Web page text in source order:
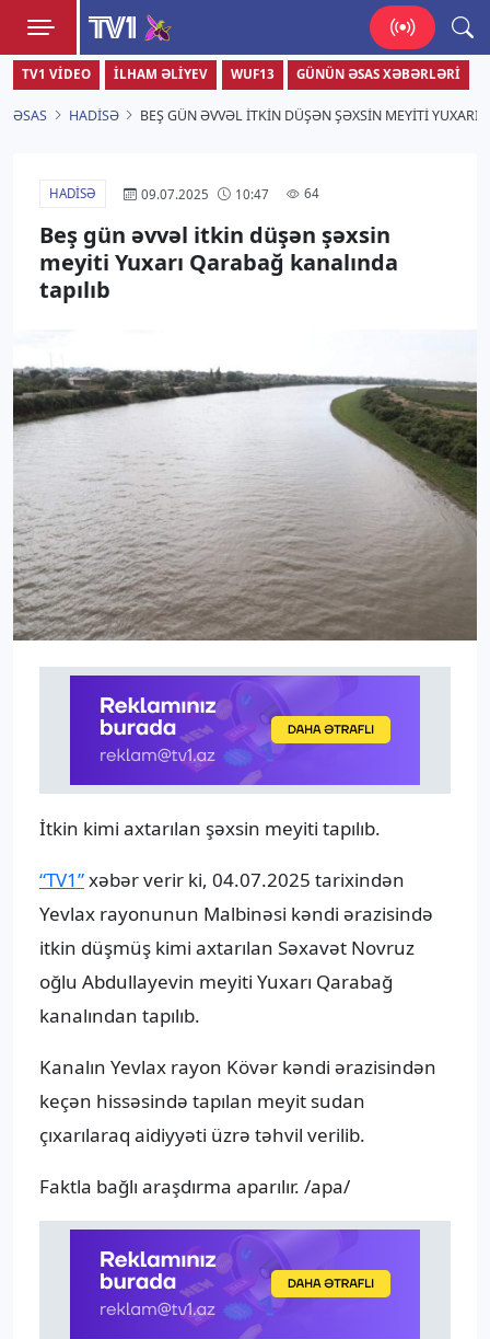
TV1
Zamanı bizimlə yaşa!
TV1 VIDEO İLHAM ƏLIYEV WUF13 GÜNÜN ƏSAS XƏBƏRLƏRI
ƏSAS HADISƏ BEŞ GÜN ƏVVƏL ITKIN DÜŞƏN ŞƏXSIN MEYITI YUXARI
HADISƏ 09.07.2025 10:47 64
Beş gün əvvəl itkin düşən şəxsin
meyiti Yuxarı Qarabağ kanalında
tapılıb
İtkin kimi axtarılan şəxsin meyiti tapılıb.
“TV1”xəbər verir ki, 04.07.2025 tarixindən
Yevlax rayonunun Malbinəsi kəndi ərazisində
itkin düşmüş kimi axtarılan Səxavət Novruz
oğlu Abdullayevin meyiti Yuxarı Qarabağ
kanalından tapılıb.
Kanalın Yevlax rayon Kövər kəndi ərazisindən
keçən hissəsində tapılan meyit sudan
çıxarılaraq aidiyyəti üzrə təhvil verilib.
Faktla bağlı araşdırma aparılır. /apa/